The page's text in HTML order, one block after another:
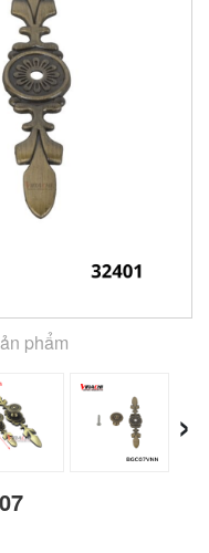
phẩm
›